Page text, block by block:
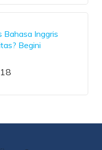
Bahasa Inggris
Begini